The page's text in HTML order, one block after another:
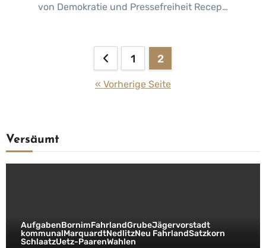
von Demokratie und Pressefreiheit Recep…
Seitennummerierung
1 2
« Vorherige Seite
Versäumt
AufgabenBornimFahrlandGrubeJägervorstadt
kommunalMarquardtNedlitzNeu FahrlandSatzkorn
SchlaatzUetz-PaarenWahlen